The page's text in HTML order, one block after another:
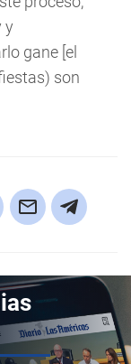
y
gane [el
son